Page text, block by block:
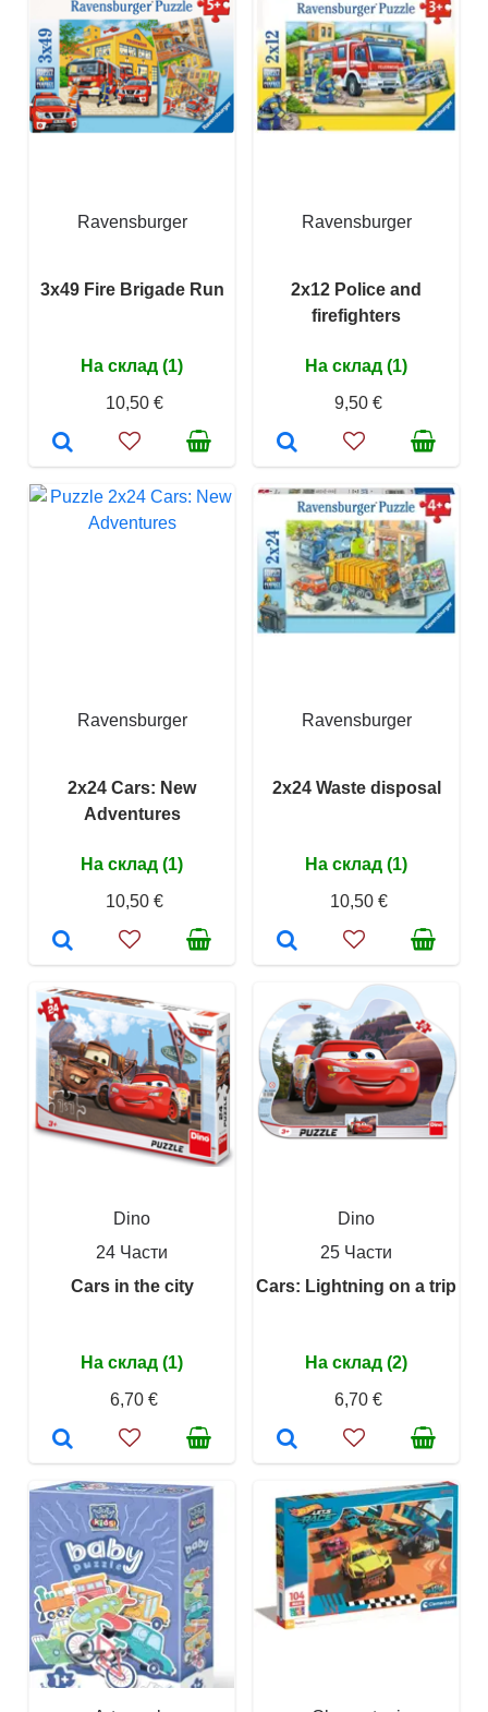
Ravensburger
3x49 Fire Brigade Run
На склад (1)
10,50 €
Ravensburger
2x12 Police and
firefighters
На склад (1)
9,50 €
Ravensburger
2x24 Cars: New
Adventures
На склад (1)
10,50 €
Ravensburger
2x24 Waste disposal
На склад (1)
10,50 €
Dino
24 Части
Cars in the city
На склад (1)
6,70 €
Dino
25 Части
Cars: Lightning on a trip
На склад (2)
6,70 €